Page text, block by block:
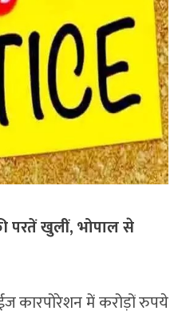
परतें खुलीं, भोपाल से
कारपोरेशन में करोड़ों रुपये